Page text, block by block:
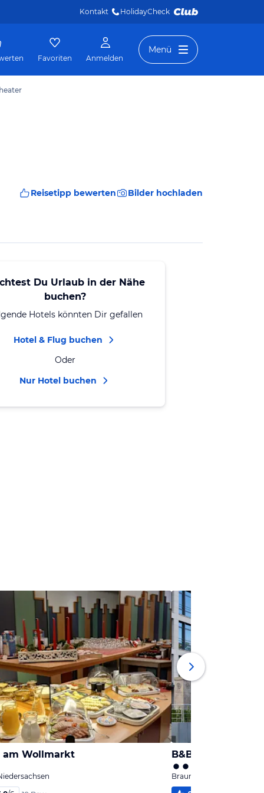
Kontakt HolidayCheck
Favoriten Anmelden
Menü
Reisetipp bewerten Bilder hochladen
Du Urlaub in der Nähe
buchen?
Hotels könnten Dir gefallen
Hotel & Flug buchen
Oder
Nur Hotel buchen
am Wollmarkt B&B Hotel
Braunschweig,